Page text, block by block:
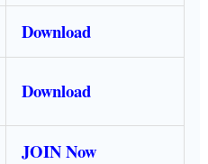
Download
Download
JOIN Now